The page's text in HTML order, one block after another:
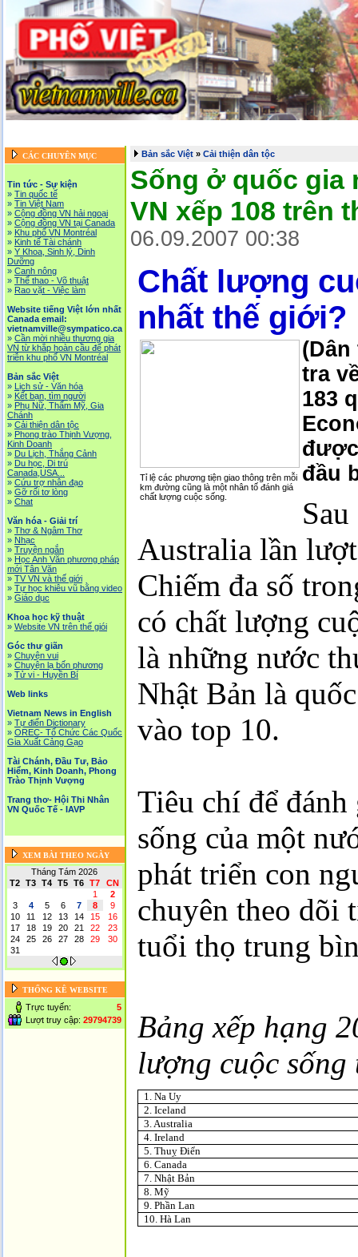
CÁC CHUYÊN MỤC
Tin tức - Sự kiện
» Tin quốc tế
» Tin Việt Nam
» Cộng đồng VN hải ngoại
» Cộng đồng VN tại Canada
» Khu phố VN Montréal
» Kinh tế Tài chánh
» Y Khoa, Sinh lý, Dinh
Dưỡng
» Canh nông
» Thể thao - Võ thuật
» Rao vặt - Việc làm
Website tiếng Việt lớn nhất
Canada email:
vietnamville@sympatico.ca
» Cần mời nhiều thương gia
VN từ khắp hoàn cầu để phát
triễn khu phố VN Montréal
Bản sắc Việt
» Lịch sử - Văn hóa
» Kết bạn, tìm người
» Phụ Nữ, Thẩm Mỹ, Gia
Chánh
» Cải thiện dân tộc
» Phong trào Thịnh Vượng,
Kinh Doanh
» Du Lịch, Thắng Cảnh
» Du học, Di trú
Canada,USA...
» Cứu trợ nhân đạo
» Gỡ rối tơ lòng
» Chat
Văn hóa - Giải trí
» Thơ & Ngâm Thơ
» Nhạc
» Truyện ngắn
» Học Anh Văn phương pháp
mới Tân Văn
» TV VN và thế giới
» Tự học khiêu vũ bằng video
» Giáo dục
Khoa học kỹ thuật
» Website VN trên thế giói
Góc thư giãn
» Chuyện vui
» Chuyện lạ bốn phương
» Tử vi - Huyền Bí
Web links
Vietnam News in English
» Tự điển Dictionary
» OREC- Tố Chức Các Quốc
Gia Xuất Cảng Gạo
Tài Chánh, Đầu Tư, Bảo
Hiểm, Kinh Doanh, Phong
Trào Thịnh Vượng
Trang thơ- Hội Thi Nhân
VN Quốc Tế - IAVP
XEM BÀI THEO NGÀY
Tháng Tám 2026
T2
T3 T4 T5 T6 T7
CN
1
2
3
4 5 6 7 8
9
10
11 12 13 14 15
16
17
18 19 20 21 22
23
24
25 26 27 28 29
30
31
THỐNG KÊ WEBSITE
Trực tuyến:
5
Lượt truy cập: 29794739
Bản sắc Việt » Cải thiện dân tộc
Sống ở quốc gia
VN xếp 108 trên
06.09.2007 00:38
Chất lượng
nhất thế giới?
Tỉ lệ các phương tiện giao thông trên mỗi
km đường cũng là một nhân tố đánh giá
chất lượng cuộc sống.
tra
183
đầu
Australia lần
Chiếm đa số
có chất lượng
là những nước
Nhật Bản là
vào top 10.
Tiêu chí để
sống của một
phát triển con
chuyên theo dõi
tuổi thọ trung
Bảng xếp hạng
lượng cuộc
1. Na Uy
2.Iceland
3.Australia
4.Ireland
5. Thuỵ Điển
6.Canada
7. Nhật Bản
8. Mỹ
9. Phần Lan
10. Hà Lan